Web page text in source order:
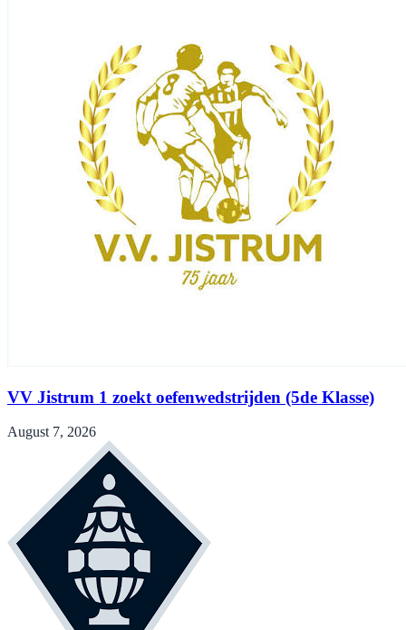
VV Jistrum 1 zoekt oefenwedstrijden (5de Klasse)
August 7, 2026